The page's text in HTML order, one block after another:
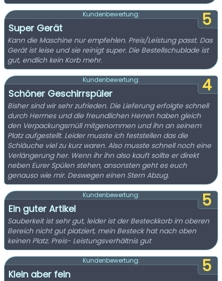
5
Kundenbewertung:
Super Gerät
Kann die Maschine nur empfehlen. Preis/Leistung passt. Das
Gerät ist leise und sie reinigt super. Die Bestellschublade ist
gut, endlich kein Korb mehr.
4
Kundenbewertung:
Schöner Geschirrspüler
Bisher sind wir sehr zufrieden. Die Lieferung erfolgte schnell
durch Hermes und die freundlichen Herren haben gleich
den Verpackungsmüll mitgenommen und ihn an seinem
Platz aufgestellt. Leider musste ich feststellen das die
Schläuche viel zu kurz waren. Also musste schnell noch eine
Verlängerung her. Wenn ihr ihn also kauft sollte er direkt
neben Eurer Spülen stehen, ansonsten geht es euch
genauso wie mir. Deswegen einen Stern Abzug.
5
Kundenbewertung:
Ein guter Artikel
Sauberkeit ist sehr gut, leider ist der Besteckkorb im oberen
Bereich nicht gut platziert, mein Besteck hat nach oben
keinen Platz. Preis- Leistungsverhältnis gut
5
Kundenbewertung:
Klein aber fein